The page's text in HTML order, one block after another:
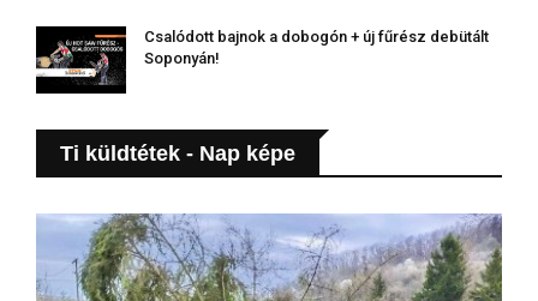
Csalódott bajnok a dobogón + új fűrész debütált
Soponyán!
Ti küldtétek - Nap képe